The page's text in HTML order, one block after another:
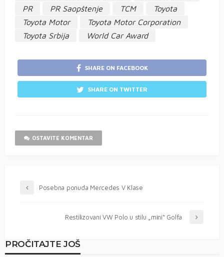
PR
PR Saopštenje TCM
Toyota
Toyota Motor
Toyota Motor Corporation
Toyota Srbija
World Car Award
SHARE ON FACEBOOK
SHARE ON TWITTER
OSTAVITE KOMENTAR
Posebna ponuda Mercedes V Klase
Restilizovani VW Polo u stilu „mini“ Golfa
PROČITAJTE JOŠ